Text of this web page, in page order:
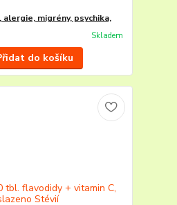
alergie, migrény, psychika,
Skladem
do košíku